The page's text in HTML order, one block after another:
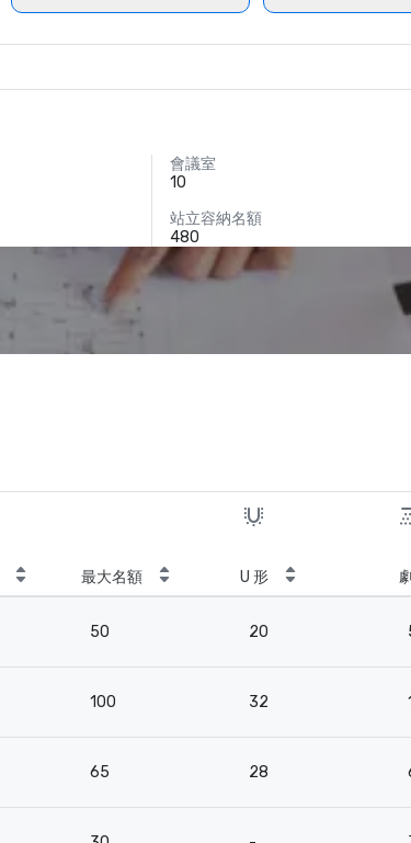
會議室
10
站立容納名額
480
最大名額 U 形
50 20
100 32
65 28